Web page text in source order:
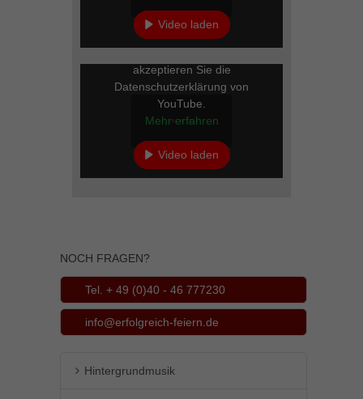
Video laden
akzeptieren Sie die
Datenschutzerklärung von
YouTube.
Mehr erfahren
Video laden
NOCH FRAGEN?
Tel. + 49 (0)40 - 46 777230
info@erfolgreich-feiern.de
Hintergrundmusik